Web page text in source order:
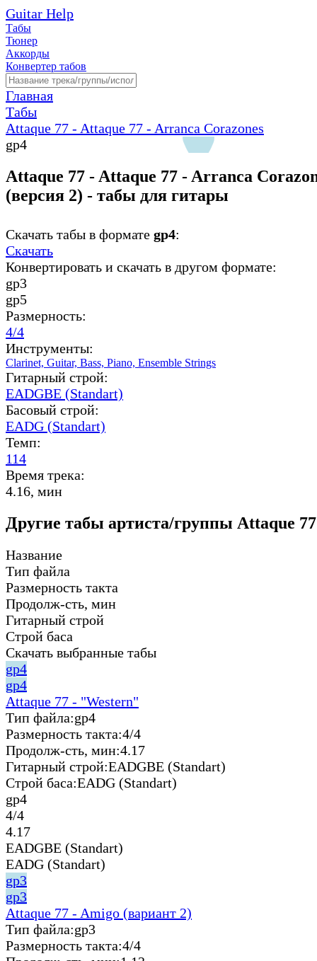
Guitar Help
Табы
Тюнер
Аккорды
Конвертер табов
Главная
Табы
Attaque 77 - Attaque 77 - Arranca Corazones
gp4
Attaque 77 - Attaque 77 - Arranca
(версия 2) - табы для гитары
Скачать табы в формате gp4:
Скачать
Конвертировать и скачать в другом формате:
gp3
gp5
Размерность:
4/4
Инструменты:
Clarinet, Guitar, Bass, Piano, Ensemble Strings
Гитарный строй:
EADGBE (Standart)
Басовый строй:
EADG (Standart)
Темп:
114
Время трека:
4.16, мин
Другие табы артиста/группы Attaque
Название
Тип файла
Размерность такта
Продолж-сть, мин
Гитарный строй
Строй баса
Скачать выбранные табы
gp4
gp4
Attaque 77 - "Western"
Тип файла:gp4
Размерность такта:4/4
Продолж-сть, мин:4.17
Гитарный строй:EADGBE (Standart)
Строй баса:EADG (Standart)
gp4
4/4
4.17
EADGBE (Standart)
EADG (Standart)
gp3
gp3
Attaque 77 - Amigo (вариант 2)
Тип файла:gp3
Размерность такта:4/4